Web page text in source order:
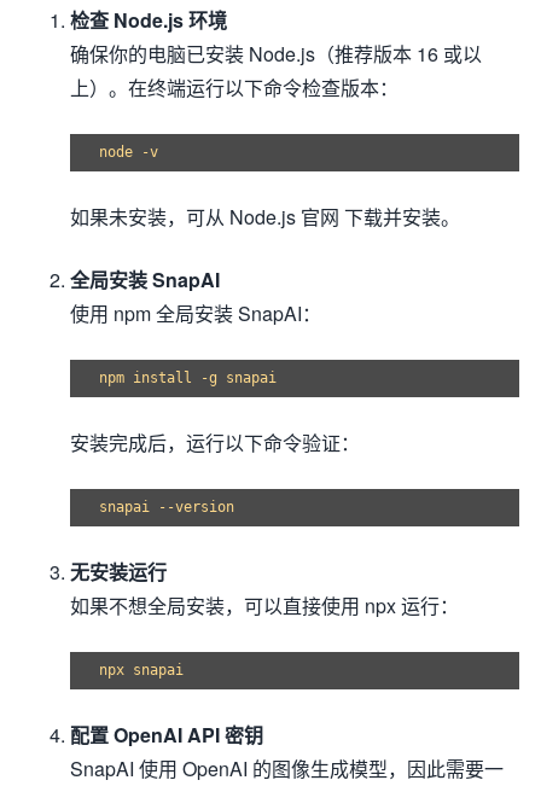
检查 Node.js 环境
确保你的电脑已安装 Node.js（推荐版本 16 或以
上）。在终端运行以下命令检查版本：
如果未安装，可从 Node.js 官网 下载并安装。
全局安装 SnapAI
使用 npm 全局安装 SnapAI：
安装完成后，运行以下命令验证：
无安装运行
如果不想全局安装，可以直接使用 npx 运行：
配置 OpenAI API 密钥
SnapAI 使用 OpenAI 的图像生成模型，因此需要一